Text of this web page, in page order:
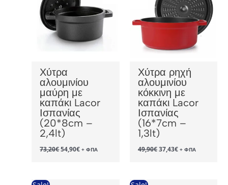
Χύτρα
αλουμινίου
μαύρη με
καπάκι Lacor
Ισπανίας
(20*8cm –
2,4lt)
73,20€Original
price
54,90€Η+ ΦΠΑ
Χύτρα ρηχή
αλουμινίου
κόκκινη με
καπάκι Lacor
Ισπανίας
(16*7cm –
1,3lt)
49,90€Original
price
37,43€Η+ ΦΠΑ